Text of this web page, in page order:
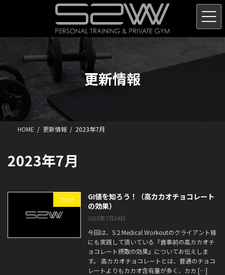
ン
ス
キ
ー
ン
に
更新情報
HOME 更新情報 2023年7月
2023年7月
ブログ
GI値を知ろう！（高カカオチョコレート
の効果）
2023年7月24日
今回は、S２Medical Workoutのクライアント様
にも実践して頂いている『食事前の高カカオチ
ョコレート摂取の効果』についてお伝えしま
す。 高カカオチョコレートとは、普通のチョコ
レートよりもカカオ含有量が多く、カカ […]